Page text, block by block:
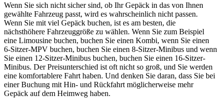
Wenn Sie sich nicht sicher sind, ob Ihr Gepäck in das von Ihnen
gewählte Fahrzeug passt, wird es wahrscheinlich nicht passen.
Wenn Sie mit viel Gepäck buchen, ist es am besten, die
nächsthöhere Fahrzeuggröße zu wählen. Wenn Sie zum Beispiel
eine Limousine buchen, buchen Sie einen Kombi, wenn Sie einen
6-Sitzer-MPV buchen, buchen Sie einen 8-Sitzer-Minibus und wenn
Sie einen 12-Sitzer-Minibus buchen, buchen Sie einen 16-Sitzer-
Minibus. Der Preisunterschied ist oft nicht so groß, und Sie werden
eine komfortablere Fahrt haben. Und denken Sie daran, dass Sie bei
einer Buchung mit Hin- und Rückfahrt möglicherweise mehr
Gepäck auf dem Heimweg haben.